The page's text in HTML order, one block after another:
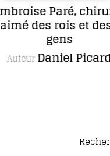
chirurgien de
et des pauvres
Picard